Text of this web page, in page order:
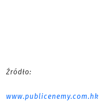
Źródło:
www.publicenemy.com.hk